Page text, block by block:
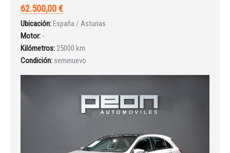
62.500,00 €
Ubicación:España / Asturias
Motor: -
Kilómetros:25000 km
Condición: seminuevo